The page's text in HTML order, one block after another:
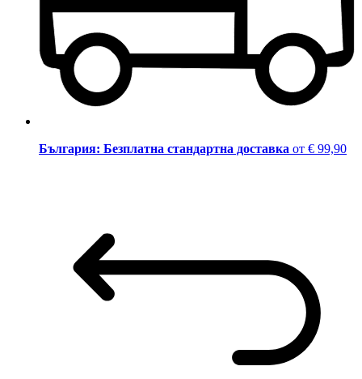
България: Безплатна стандартна доставка от € 99,90